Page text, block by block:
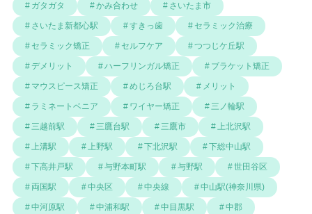
ガタガタ かみ合わせ さいたま市
さいたま新都心駅 すきっ歯 セラミック治療
セラミック矯正 セルフケア つつじケ丘駅
デメリット ハーフリンガル矯正 ブラケット矯正
マウスピース矯正 めじろ台駅 メリット
ラミネートベニア ワイヤー矯正 三ノ輪駅
三越前駅 三鷹台駅 三鷹市 上北沢駅
上溝駅 上野駅 下北沢駅 下総中山駅
下高井戸駅 与野本町駅 与野駅 世田谷区
両国駅 中央区 中央線 中山駅(神奈川県)
中河原駅 中浦和駅 中目黒駅 中郡